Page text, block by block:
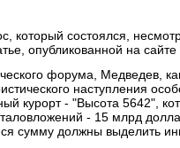
который состоялся,
опубликованной на
форума, Медведев,
наступления
курорт - "Высота 5642",
- 15 млрд
сумму должны выделить